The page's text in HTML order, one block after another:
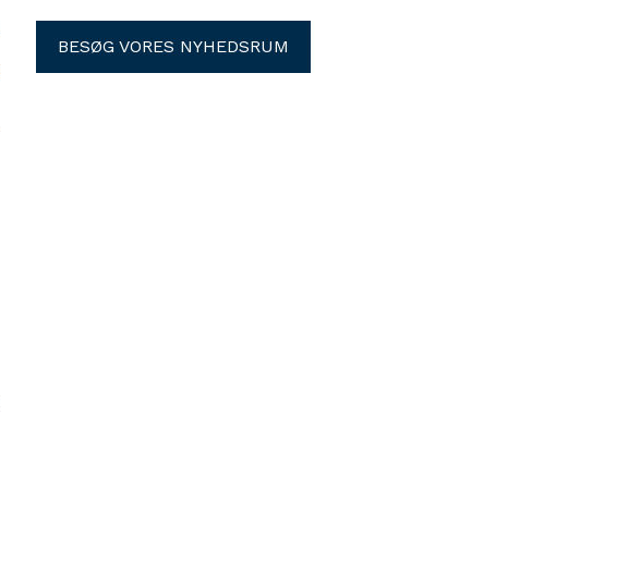
BESØG VORES NYHEDSRUM